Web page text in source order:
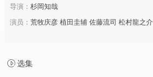
导演： 杉岡知哉
演员： 荒牧庆彦 植田圭辅 佐藤流司 松村龍之介
选集